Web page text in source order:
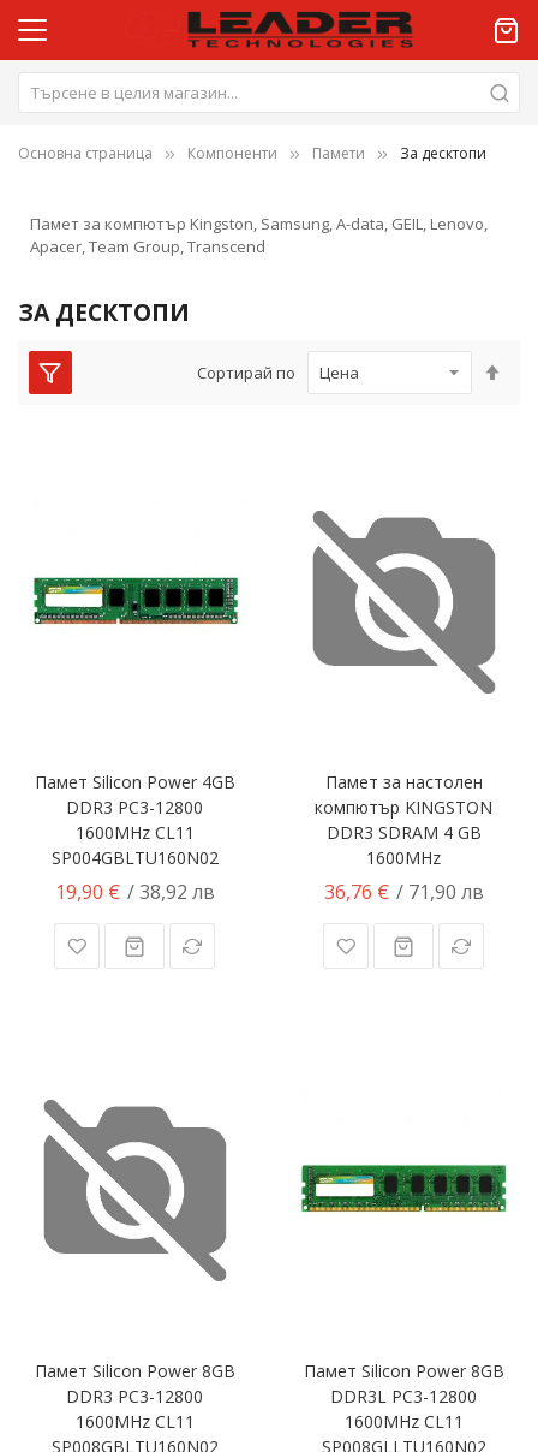
Основна страница Компоненти Памети За десктопи
Памет за компютър Kingston, Samsung, A-data, GEIL, Lenovo,
Apacer, Team Group, Transcend
ЗА ДЕСКТОПИ
Сортирай по
Памет Silicon Power 4GB
DDR3 PC3-12800
1600MHz CL11
SP004GBLTU160N02
19,90 € / 38,92 лв
Памет за настолен
компютър KINGSTON
DDR3 SDRAM 4 GB
1600MHz
36,76 € / 71,90 лв
Памет Silicon Power 8GB
DDR3 PC3-12800
1600MHz CL11
SP008GBLTU160N02
Памет Silicon Power 8GB
DDR3L PC3-12800
1600MHz CL11
SP008GLLTU160N02